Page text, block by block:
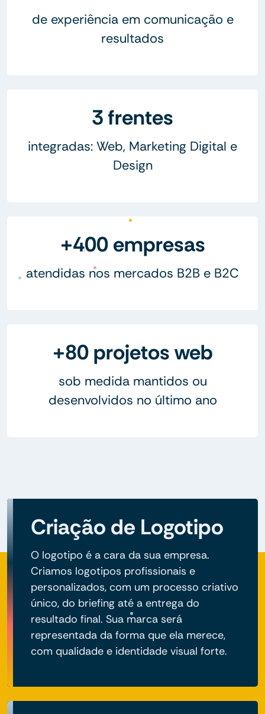
de experiência em comunicação e
resultados
3 frentes
integradas: Web, Marketing Digital e
Design
+400 empresas
atendidas nos mercados B2B e B2C
+80 projetos web
sob medida mantidos ou
desenvolvidos no último ano
Criação de Logotipo
O logotipo é a cara da sua empresa.
Criamos logotipos profissionais e
personalizados, com um processo criativo
único, do briefing até a entrega do
resultado final. Sua marca será
representada da forma que ela merece,
com qualidade e identidade visual forte.